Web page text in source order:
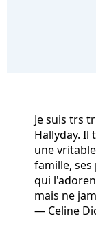
Je suis trs
Hallyday. Il
une
famille, ses
qui
mais ne
— Celine